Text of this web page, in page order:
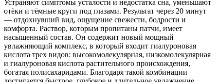
Устраняют симптомы усталости и недостатка сна, уменьшают
отёки и тёмные круги под глазами. Результат через 20 минут
― отдохнувший вид, ощущение свежести, бодрости и
комфорта. Раствор, которым пропитаны патчи, имеет
насыщенный состав. Он содержит новый мощный
увлажняющий комплекс, в который входит гиалуроновая
кислота трех видов: высокомолекулярная, низкомолекулярная
и гиалуроновая кислота растительного происхождения,
богатая полисахаридами. Благодаря такой комбинации